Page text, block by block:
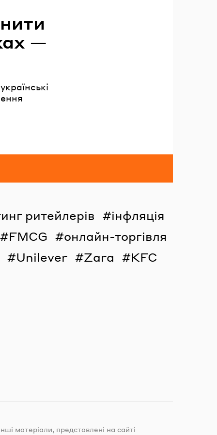
—
ритейлерів
інфляція
FMCG
онлайн-торгівля
Unilever
Zara KFC
матеріали, представлені на сайті